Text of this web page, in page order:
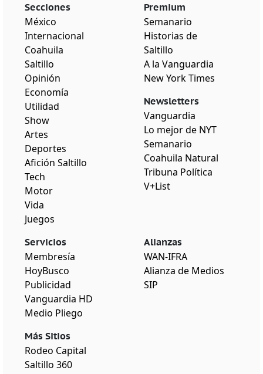
Secciones
México
Internacional
Coahuila
Saltillo
Opinión
Economía
Utilidad
Show
Artes
Deportes
Afición Saltillo
Tech
Motor
Vida
Juegos
Premium
Semanario
Historias de
Saltillo
A la Vanguardia
New York Times
Newsletters
Vanguardia
Lo mejor de NYT
Semanario
Coahuila Natural
Tribuna Política
V+List
Servicios
Membresía
HoyBusco
Publicidad
Vanguardia HD
Medio Pliego
Más Sitios
Rodeo Capital
Saltillo 360
Alianzas
WAN-IFRA
Alianza de Medios
SIP